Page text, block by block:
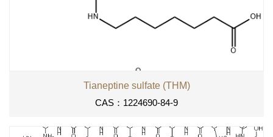
Tianeptine sulfate (THM)
CAS：1224690-84-9